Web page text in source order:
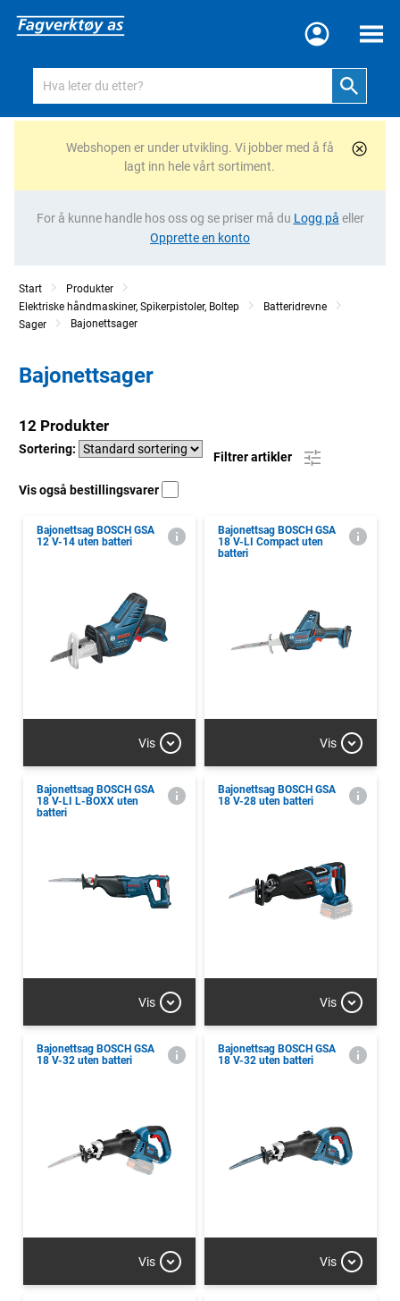
Meny
Webshopen er under utvikling. Vi jobber med å få
lagt inn hele vårt sortiment.
For å kunne handle hos oss og se priser må du Logg på eller
Opprette en konto
Start
Produkter
Elektriske håndmaskiner, Spikerpistoler, Boltep
Batteridrevne
Sager
Bajonettsager
Bajonettsager
12 Produkter
Sortering:
Filtrer artikler
Vis også bestillingsvarer
Bajonettsag BOSCH GSA
12 V-14 uten batteri
Vis
Bajonettsag BOSCH GSA
18 V-LI Compact uten
batteri
Vis
Bajonettsag BOSCH GSA
18 V-LI L-BOXX uten
batteri
Vis
Bajonettsag BOSCH GSA
18 V-28 uten batteri
Vis
Bajonettsag BOSCH GSA
18 V-32 uten batteri
Vis
Bajonettsag BOSCH GSA
18 V-32 uten batteri
Vis